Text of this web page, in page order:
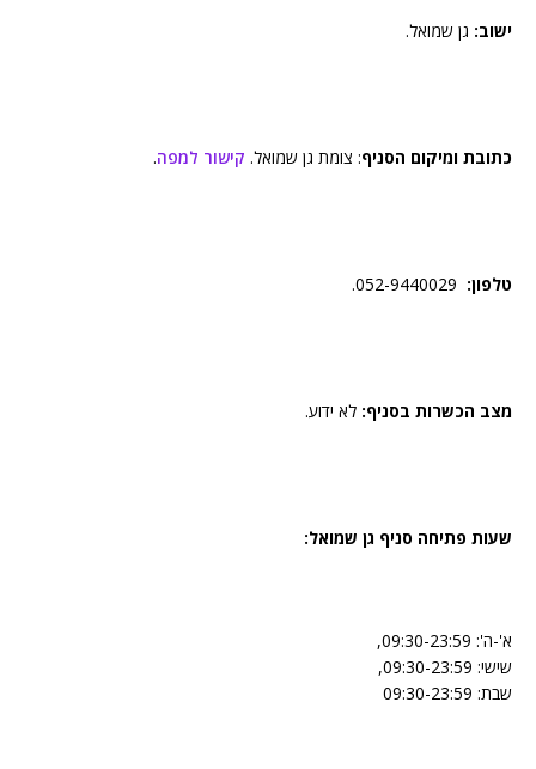
ישוב: גן שמואל.
כתובת ומיקום הסניף: צומת גן שמואל. קישור למפה.
טלפון:
מצב הכשרות בסניף: לא ידוע.
שעות פתיחה סניף גן שמואל:
א'-ה': 09:30-23:59,
שישי: 09:30-23:59,
שבת: 09:30-23:59